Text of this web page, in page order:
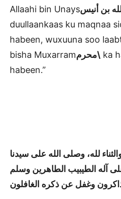
Allaahi bin Unays
duullaankaas ku maqnaa
habeen, wuxuuna soo
bisha Muxarram
محرم\ ka
habeen.”
لله، وصلى الله على سيدنا
آله الطيبيب الطاهرين وسلم
وغفل عن ذكره الغافلون